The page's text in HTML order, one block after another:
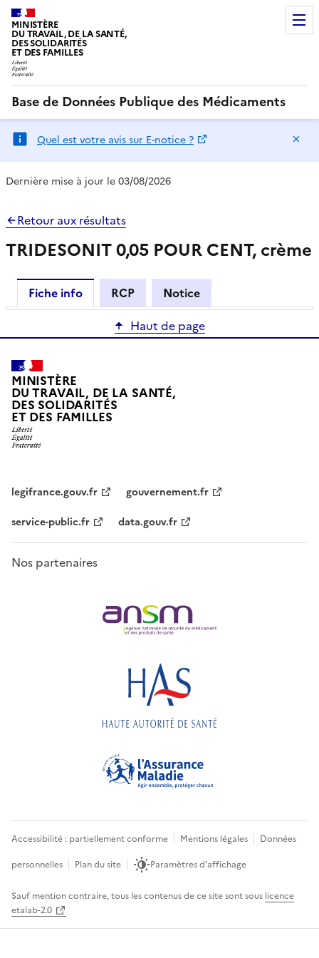
MINISTÈRE
DU TRAVAIL, DE LA SANTÉ,
DES SOLIDARITÉS
ET DES FAMILLES
Base de Données Publique des Médicaments
Quel est votre avis sur E-notice ?
Dernière mise à jour le 03/08/2026
Retour aux résultats
TRIDESONIT 0,05 POUR CENT, crème
Fiche info RCP
Notice
Haut de page
MINISTÈRE
DU TRAVAIL, DE LA SANTÉ,
DES SOLIDARITÉS
ET DES FAMILLES
legifrance.gouv.fr
gouvernement.fr
service-public.fr
data.gouv.fr
Nos partenaires
Accessibilité : partiellement conforme Mentions légales
Données
personnelles
Plan du site Paramètres d'affichage
Sauf mention contraire, tous les contenus de ce site sont sous licence
etalab-2.0